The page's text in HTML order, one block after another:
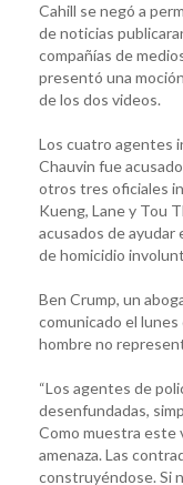
Cahill se negó a
de noticias
compañías de
presentó una
de los dos videos.
Los cuatro agentes
Chauvin fue
otros tres oficiales
Kueng, Lane y Tou
acusados de ayudar
de homicidio
Ben Crump, un
comunicado el
hombre no
“Los agentes de
desenfundadas,
Como muestra este
amenaza. Las
construyéndose. Si